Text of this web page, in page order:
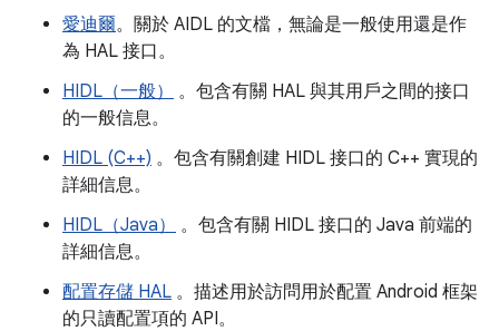
愛迪爾。關於 AIDL 的文檔，無論是一般使用還是作
為 HAL 接口。
HIDL（一般）
。包含有關 HAL 與其用戶之間的接口
的一般信息。
HIDL (C++) 。包含有關創建 HIDL 接口的 C++ 實現的
詳細信息。
HIDL（Java）
。包含有關 HIDL 接口的 Java 前端的
詳細信息。
配置存儲 HAL 。描述用於訪問用於配置 Android 框架
的只讀配置項的 API。